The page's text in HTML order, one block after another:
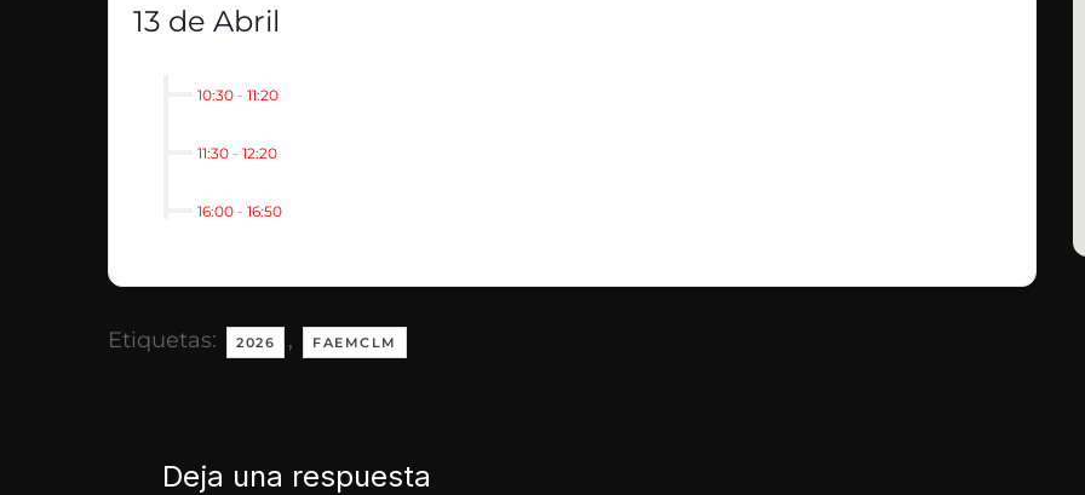
13 de Abril
10:30 - 11:20
11:30 - 12:20
16:00 - 16:50
Etiquetas: 2026 , FAEMCLM
Deja una respuesta